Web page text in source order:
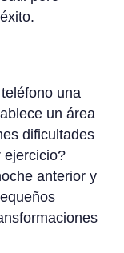
una
un área
dificultades
ejercicio?
anterior y